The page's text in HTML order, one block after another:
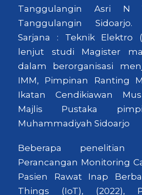
Tanggulangin Asri N
Tanggulangin
Sarjana : Teknik Elektro
lenjut studi Magister
dalam berorganisasi
IMM, Pimpinan Ranting
Ikatan Cendikiawan
Majlis Pustaka
Muhammadiyah Sidoarjo
Beberapa penelitian
Perancangan Monitoring
Pasien Rawat Inap
Things (IoT), (2022),